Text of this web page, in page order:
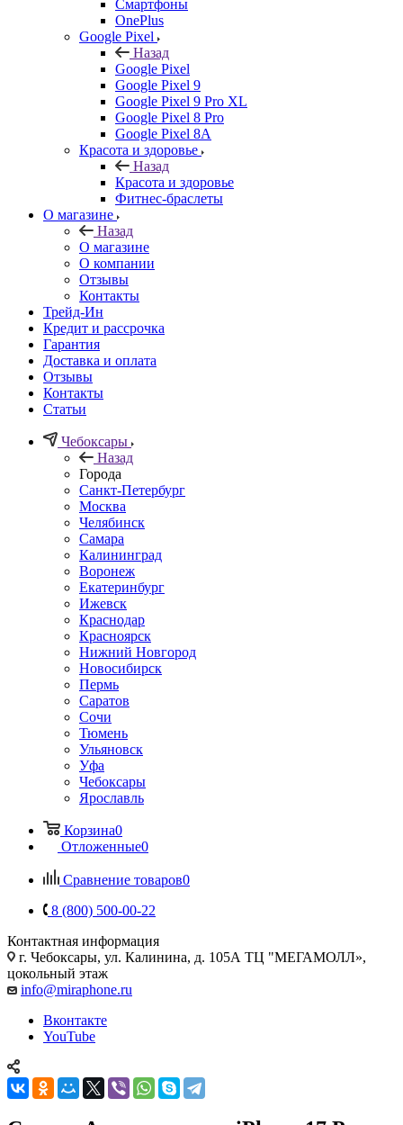
Смартфоны
OnePlus
Google Pixel
Назад
Google Pixel
Google Pixel 9
Google Pixel 9 Pro XL
Google Pixel 8 Pro
Google Pixel 8A
Красота и здоровье
Назад
Красота и здоровье
Фитнес-браслеты
О магазине
Назад
О магазине
О компании
Отзывы
Контакты
Трейд-Ин
Кредит и рассрочка
Гарантия
Доставка и оплата
Отзывы
Контакты
Статьи
Чебоксары
Назад
Города
Санкт-Петербург
Москва
Челябинск
Самара
Калининград
Воронеж
Екатеринбург
Ижевск
Краснодар
Красноярск
Нижний Новгород
Новосибирск
Пермь
Саратов
Сочи
Тюмень
Ульяновск
Уфа
Чебоксары
Ярославль
Корзина0
Отложенные0
Сравнение товаров0
8 (800) 500-00-22
Контактная информация
г. Чебоксары, ул. Калинина, д. 105А ТЦ "МЕГАМОЛЛ»,
цокольный этаж
info@miraphone.ru
Вконтакте
YouTube